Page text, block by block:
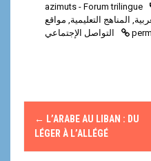
azimuts - Forum trilingue
, المناهج التعليمية, مواقع
التواصل الإجتماعي
N← L’ARABE AU LIBAN : DU
LÉGER À L’ALLÉGÉ